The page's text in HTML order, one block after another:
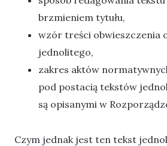
brzmieniem tytułu,
wzór treści obwieszczenia
jednolitego,
zakres aktów
pod postacią tekstów
są opisanymi w
Czym jednak jest ten tekst